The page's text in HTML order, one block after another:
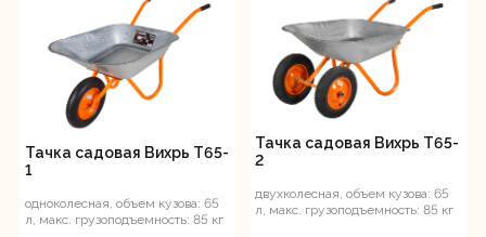
Тачка садовая Вихрь Т65-
1
одноколесная, объем кузова: 65
л, макс. грузоподъемность: 85 кг
Тачка садовая Вихрь Т65-
2
двухколесная, объем кузова: 65
л, макс. грузоподъемность: 85 кг